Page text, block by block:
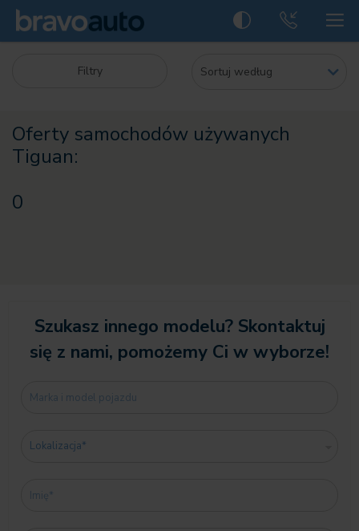
Filtry
Oferty samochodów używanych
Tiguan:
0
Szukasz innego modelu? Skontaktuj
się z nami, pomożemy Ci w wyborze!